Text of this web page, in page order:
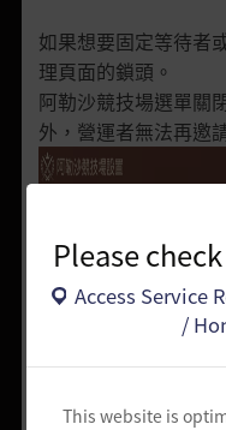
Please
Access Service
/
This website is
如果想要固定等待者
理頁面的鎖頭。
阿勒沙競技場選單關
外，營運者無法再邀